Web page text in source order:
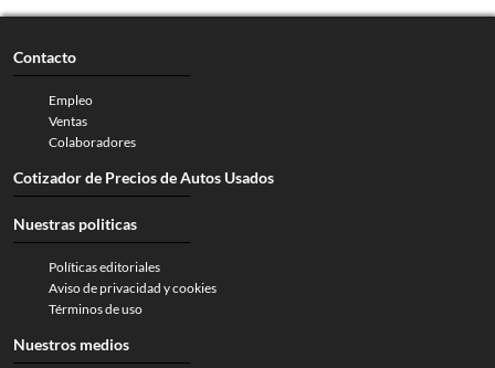
Contacto
Empleo
Ventas
Colaboradores
Cotizador de Precios de Autos Usados
Nuestras politicas
Políticas editoriales
Aviso de privacidad y cookies
Términos de uso
Nuestros medios